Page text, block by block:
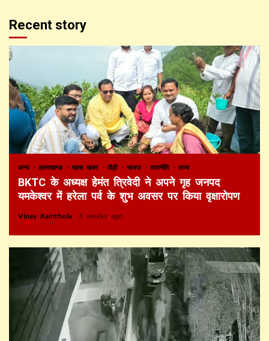
Recent story
अन्य उत्तराखण्ड खास खबर पौड़ी भाजपा राजनीति राज्य
BKTC के अध्यक्ष हेमंत त्रिवेदी ने अपने गृह जनपद
यमकेश्वर में हरेला पर्व के शुभ अवसर पर किया वृक्षारोपण
Vinay Kainthola 3 weeks ago